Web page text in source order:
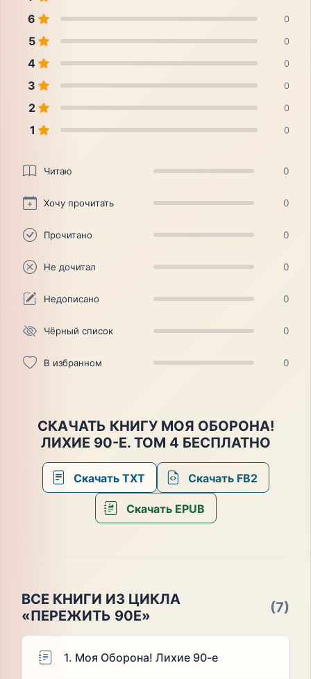
6 0
5 0
4 0
3 0
2 0
1 0
Читаю 0
Хочу прочитать 0
Прочитано 0
Не дочитал 0
Недописано 0
Чёрный список 0
В избранном 0
СКАЧАТЬ КНИГУ МОЯ ОБОРОНА!
ЛИХИЕ 90-Е. ТОМ 4 БЕСПЛАТНО
Скачать TXT Скачать FB2
Скачать EPUB
ВСЕ КНИГИ ИЗ ЦИКЛА
«ПЕРЕЖИТЬ 90Е»
(7)
1. Моя Оборона! Лихие 90-е